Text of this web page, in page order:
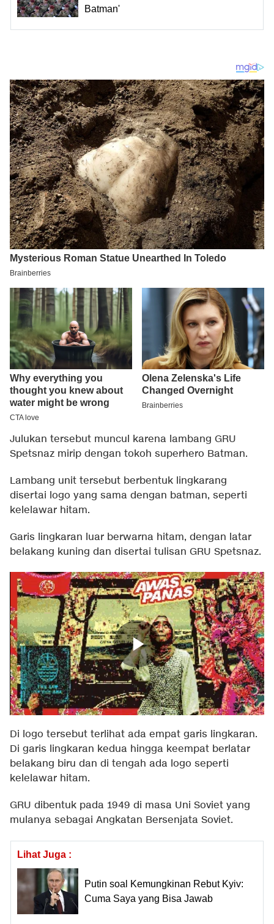
Batman'
Julukan tersebut muncul karena lambang GRU
Spetsnaz mirip dengan tokoh superhero Batman.
Lambang unit tersebut berbentuk lingkarang
disertai logo yang sama dengan batman, seperti
kelelawar hitam.
Garis lingkaran luar berwarna hitam, dengan latar
belakang kuning dan disertai tulisan GRU Spetsnaz.
Di logo tersebut terlihat ada empat garis lingkaran.
Di garis lingkaran kedua hingga keempat berlatar
belakang biru dan di tengah ada logo seperti
kelelawar hitam.
GRU dibentuk pada 1949 di masa Uni Soviet yang
mulanya sebagai Angkatan Bersenjata Soviet.
Lihat Juga :
Putin soal Kemungkinan Rebut Kyiv:
Cuma Saya yang Bisa Jawab